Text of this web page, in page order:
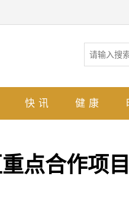
快讯 健康
点合作项